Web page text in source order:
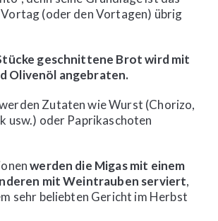
(oder den Vortagen) übrig
geschnittene Brot wird mit
Olivenöl angebraten.
Zutaten wie Wurst (Chorizo,
usw.) oder Paprikaschoten
werden die Migas mit einem
mit Weintrauben serviert,
sehr beliebten Gericht im Herbst